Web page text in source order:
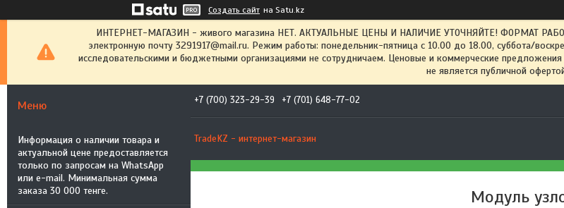
Создать сайт на Satu.kz
ИНТЕРНЕТ-МАГАЗИН - живого магазина НЕТ. АКТУАЛЬНЫЕ ЦЕНЫ И НАЛИЧИЕ УТОЧНЯЙТЕ! ФОРМАТ
электронную почту 3291917@mail.ru. Режим работы: понедельник-пятница с 10.00 до 18.00, суббота/
исследовательскими и бюджетными организациями не сотрудничаем. Ценовые и коммерческие
не является публичной
Информация о наличии товара и
актуальной цене предоставляется
только по запросам на WhatsApp
или e-mail. Минимальная сумма
заказа 30 000 тенге.
+7 (700) 323-29-39 +7 (701) 648-77-02
TradeKZ - интернет-магазин
Модуль